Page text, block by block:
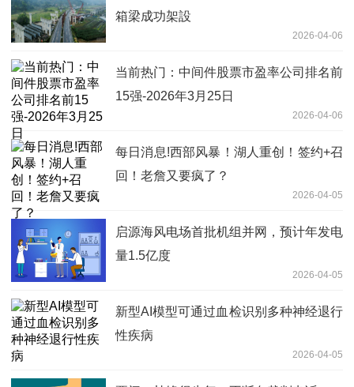
箱梁成功架設
2026-04-06
当前热门：中间件股票市盈率公司排名前
15强-2026年3月25日
2026-04-06
每日消息!西部风暴！湖人重创！签约+召
回！老詹又要疯了？
2026-04-05
启源海风电场首批机组并网，预计年发电
量1.5亿度
2026-04-05
新型AI模型可通过血检识别多种神经退行
性疾病
2026-04-05